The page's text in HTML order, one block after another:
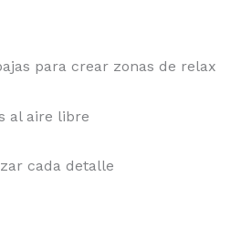
para crear zonas de relax
al aire libre
cada detalle